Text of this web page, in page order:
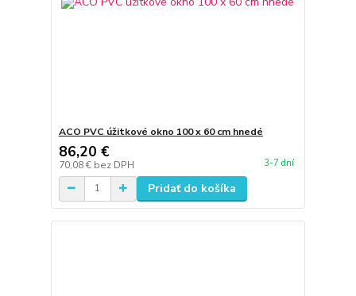
ACO PVC úžitkové okno 100 x 60 cm hnedé
86,20 €
70,08 € bez DPH 3-7 dní
Pridať do košíka